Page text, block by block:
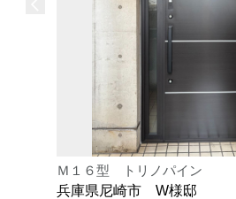
Ｍ１６型 トリノパイン
兵庫県尼崎市 W様邸